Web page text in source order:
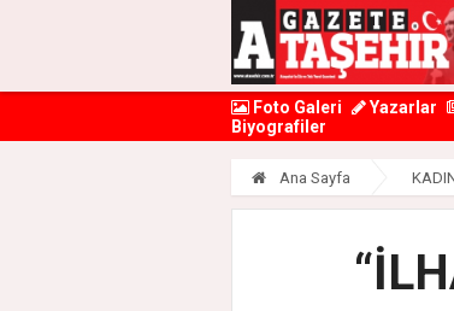
Foto Galeri
Yazarlar
Biyografiler
Ana Sayfa